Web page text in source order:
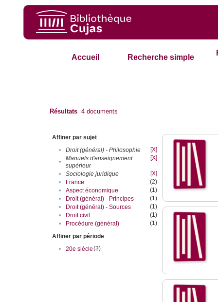
Accueil Recherche simple
Résultats 4 documents
Affiner par sujet
•
Droit (général) - Philosophie
[X]
•
Manuels d'enseignement
supérieur
[X]
• Sociologie juridique
[X]
•
France
(2)
•
Aspect économique
(1)
•
Droit (général) - Principes
(1)
•
Droit (général) - Sources
(1)
•
Droit civil
(1)
•
Procédure (général)
(1)
Affiner par période
•
20e siècle(3)